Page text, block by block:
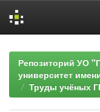
navigationРепозиторий УО
университет
Труды учёных